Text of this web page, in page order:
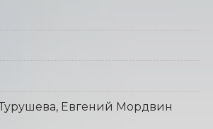
Евгений Мордвин